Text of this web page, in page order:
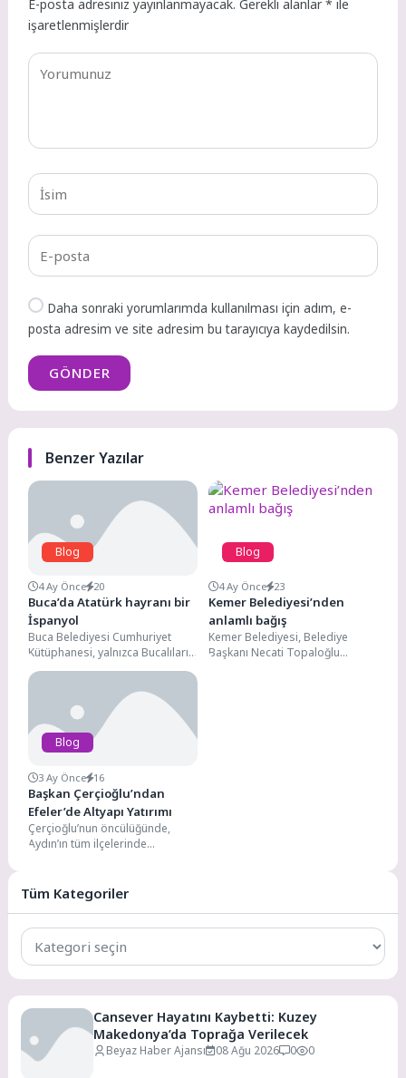
E-posta adresiniz yayınlanmayacak. Gerekli alanlar* ile
işaretlenmişlerdir
Daha sonraki yorumlarımda kullanılması için adım, e-
posta adresim ve site adresim bu tarayıcıya kaydedilsin.
GÖNDER
Benzer Yazılar
Blog
4 Ay Önce 20
Buca’da Atatürk hayranı bir
İspanyol
Buca Belediyesi Cumhuriyet
Kütüphanesi, yalnızca Bucalıların
değil, kente yeni gelen yabancı
konukların da ilgisini çekmeye...
Blog
4 Ay Önce 23
Kemer Belediyesi’nden
anlamlı bağış
Kemer Belediyesi, Belediye
Başkanı Necati Topaloğlu
Blog
3 Ay Önce 16
Başkan Çerçioğlu’ndan
Efeler’de Altyapı Yatırımı
Çerçioğlu’nun öncülüğünde,
Aydın’ın tüm ilçelerinde
Büyükşehir Belediyesi...
Tüm Kategoriler
Tüm
Kategoriler
Cansever Hayatını Kaybetti: Kuzey
Makedonya’da Toprağa Verilecek
Beyaz Haber Ajansı 08 Ağu 2026 0 0